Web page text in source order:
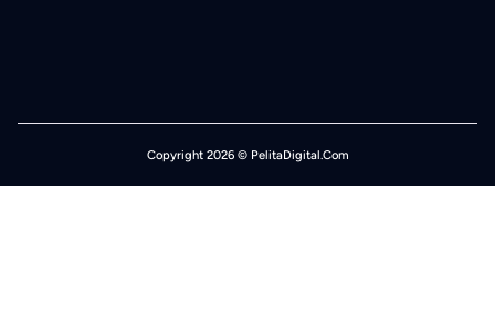
Copyright 2026 © PelitaDigital.Com